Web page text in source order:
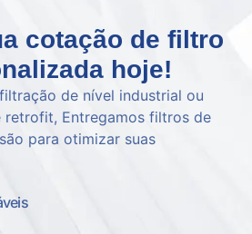
cotação de filtro
hoje!
de nível industrial ou
retrofit, Entregamos filtros de
para otimizar suas